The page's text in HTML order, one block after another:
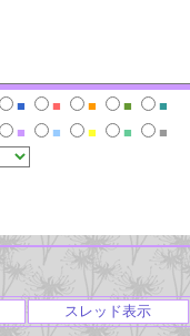
■ ■ ■ ■
■
■ ■ ■ ■
■
スレッド表示